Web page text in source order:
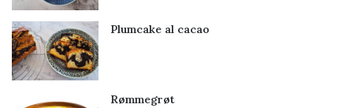
Plumcake al cacao
Rømmegrøt